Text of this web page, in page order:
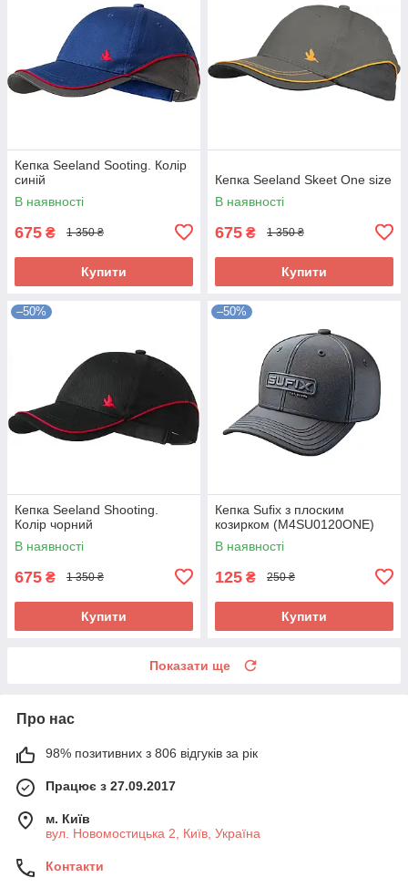
Кепка Seeland Sooting. Колір
синій
В наявності
675 ₴ 1 350 ₴
Купити
Кепка Seeland Skeet One size
В наявності
675 ₴ 1 350 ₴
Купити
–50%
Кепка Seeland Shooting.
Колір чорний
В наявності
675 ₴ 1 350 ₴
Купити
–50%
Кепка Sufix з плоским
козирком (M4SU0120ONE)
В наявності
125 ₴ 250 ₴
Купити
Показати ще
Про нас
98% позитивних з 806 відгуків за рік
Працює з 27.09.2017
м. Київ
вул. Новомостицька 2, Київ, Україна
Контакти